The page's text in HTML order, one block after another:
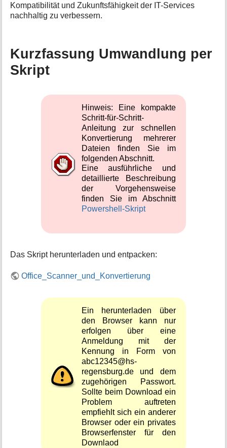
Kompatibilität und Zukunftsfähigkeit der IT-Services
nachhaltig zu verbessern.
Kurzfassung Umwandlung per
Skript
Hinweis: Eine kompakte
Schritt-für-Schritt-
Anleitung zur schnellen
Konvertierung mehrerer
Dateien finden Sie im
folgenden Abschnitt.
Eine ausführliche und
detaillierte Beschreibung
der Vorgehensweise
finden Sie im Abschnitt
Powershell-Skript
Das Skript herunterladen und entpacken:
Office_Scanner_und_Konvertierung
Ein herunterladen über
den Browser kann nur
erfolgen über eine
Anmeldung mit der
Kennung in Form von
abc12345@hs-
regensburg.de und dem
zugehörigen Passwort.
Sollte beim Download ein
Problem auftreten
empfiehlt sich ein anderer
Browser oder ein privates
Browserfenster für den
Downlaod